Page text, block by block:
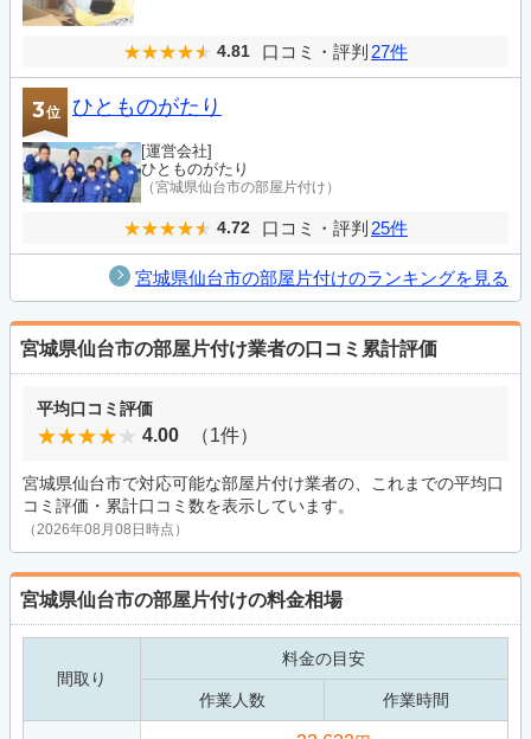
4.81 口コミ・評判 27件
3位 ひとものがたり
[運営会社]
ひとものがたり
（宮城県仙台市の部屋片付け）
4.72 口コミ・評判 25件
宮城県仙台市の部屋片付けのランキングを見る
宮城県仙台市の部屋片付け業者の口コミ累計評価
平均口コミ評価
4.00 （1件）
宮城県仙台市で対応可能な部屋片付け業者の、これまでの平均口
コミ評価・累計口コミ数を表示しています。
（2026年08月08日時点）
宮城県仙台市の部屋片付けの料金相場
間取り
料金の目安
作業人数 作業時間